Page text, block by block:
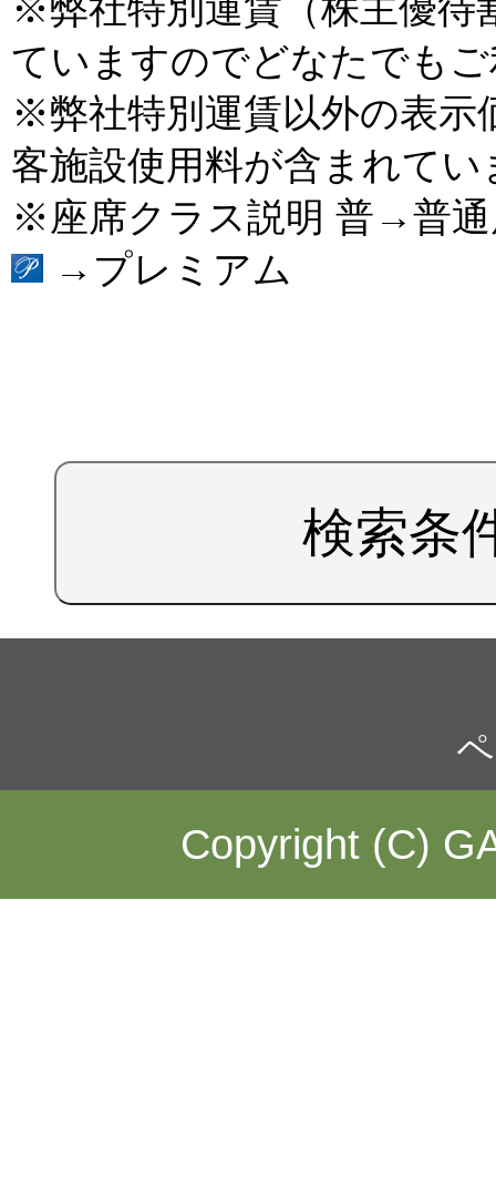
ていますのでどなたでも
※弊社特別運賃以外の表示
客施設使用料が含まれてい
※座席クラス説明 普→普
→プレミアム
検索条
Copyright (C)